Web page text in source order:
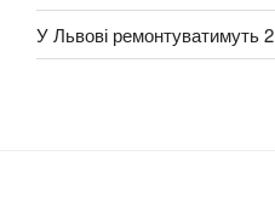
У Львові ремонтуватимуть